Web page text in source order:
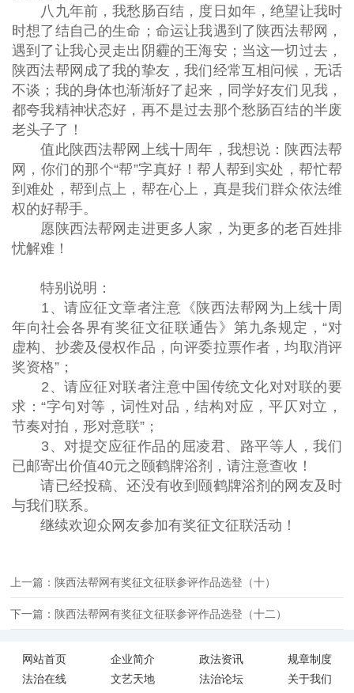
八九年前，我愁肠百结，度日如年，绝望让我时
时想了结自己的生命；命运让我遇到了陕西法帮网，
遇到了让我心灵走出阴霾的王海安；当这一切过去，
陕西法帮网成了我的挚友，我们经常互相问候，无话
不谈；我的身体也渐渐好了起来，同学好友们见我，
都夸我精神状态好，再不是过去那个愁肠百结的半废
老头子了！
值此陕西法帮网上线十周年，我想说：陕西法帮
网，你们的那个“帮”字真好！帮人帮到实处，帮忙帮
到难处，帮到点上，帮在心上，真是我们群众依法维
权的好帮手。
愿陕西法帮网走进更多人家，为更多的老百姓排
忧解难！
特别说明：
1、请应征文章者注意《陕西法帮网为上线十周
年向社会各界有奖征文征联通告》第九条规定，“对
虚构、抄袭及侵权作品，向评委拉票作者，均取消评
奖资格”；
2、请应征对联者注意中国传统文化对对联的要
求：“字句对等，词性对品，结构对应，平仄对立，
节奏对拍，形对意联”；
3、对提交应征作品的屈凌君、路平等人，我们
已邮寄出价值40元之颐鹤牌浴剂，请注意查收！
请已经投稿、还没有收到颐鹤牌浴剂的网友及时
与我们联系。
继续欢迎众网友参加有奖征文征联活动！
上一篇：陕西法帮网有奖征文征联参评作品选登（十）
下一篇：陕西法帮网有奖征文征联参评作品选登（十二）
网站首页 企业简介 政法资讯
规章制度
法治在线
文艺天地 法治论坛 关于我们